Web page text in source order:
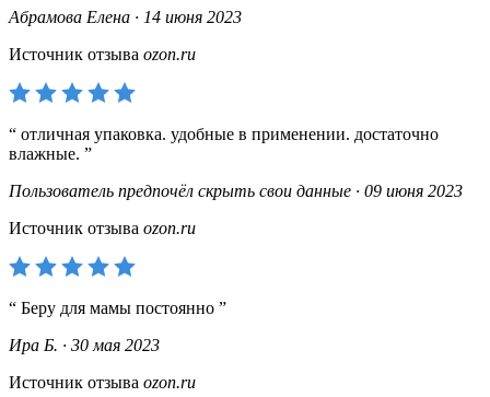
Абрамова Елена · 14 июня 2023
Источник отзыва ozon.ru
отличная упаковка. удобные в применении. достаточно
влажные.
Пользователь предпочёл скрыть свои данные · 09 июня 2023
Источник отзыва ozon.ru
Беру для мамы постоянно
Ира Б. · 30 мая 2023
Источник отзыва ozon.ru